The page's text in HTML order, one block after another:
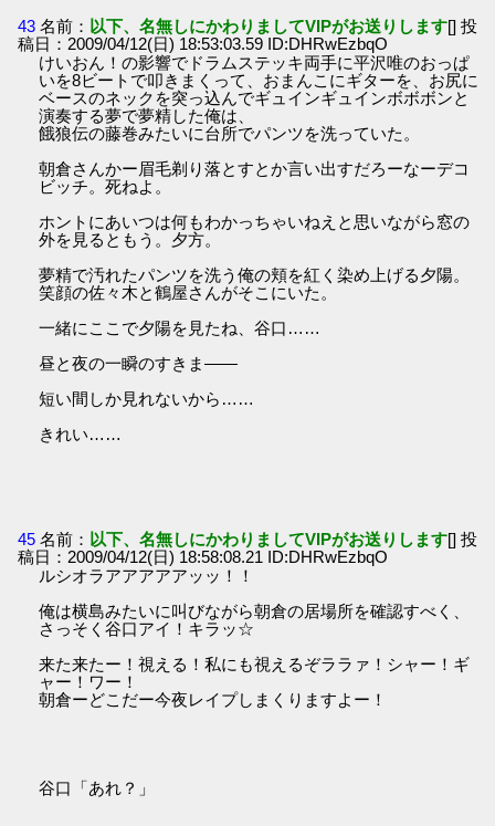
43 名前： 以下、名無しにかわりましてVIPがお送りします[] 投
稿日：2009/04/12(日) 18:53:03.59 ID:DHRwEzbqO
けいおん！の影響でドラムステッキ両手に平沢唯のおっぱ
いを8ビートで叩きまくって、おまんこにギターを、お尻に
ベースのネックを突っ込んでギュインギュインボボボンと
演奏する夢で夢精した俺は、
餓狼伝の藤巻みたいに台所でパンツを洗っていた。
朝倉さんかー眉毛剃り落とすとか言い出すだろーなーデコ
ビッチ。死ねよ。
ホントにあいつは何もわかっちゃいねえと思いながら窓の
外を見るともう。夕方。
夢精で汚れたパンツを洗う俺の頬を紅く染め上げる夕陽。
笑顔の佐々木と鶴屋さんがそこにいた。
一緒にここで夕陽を見たね、谷口……
昼と夜の一瞬のすきま――
短い間しか見れないから……
きれい……
45 名前： 以下、名無しにかわりましてVIPがお送りします[] 投
稿日：2009/04/12(日) 18:58:08.21 ID:DHRwEzbqO
ルシオラアアアアアッッ！！
俺は横島みたいに叫びながら朝倉の居場所を確認すべく、
さっそく谷口アイ！キラッ☆
来た来たー！視える！私にも視えるぞララァ！シャー！ギ
ャー！ワー！
朝倉ーどこだー今夜レイプしまくりますよー！
谷口「あれ？」